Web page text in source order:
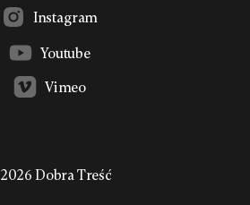
Instagram
Youtube
Vimeo
2026 Dobra Treść